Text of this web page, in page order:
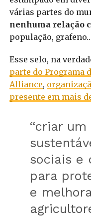
várias partes do
nenhuma relação
população,
Esse selo, na
parte do Programa
Alliance,
presente em mais
“criar
sociais e
para
e